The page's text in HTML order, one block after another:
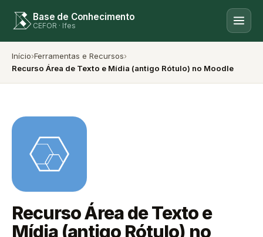
Base de Conhecimento
CEFOR · Ifes
Início›Ferramentas e Recursos›
Recurso Área de Texto e Mídia (antigo Rótulo) no Moodle
Recurso Área de Texto e
Mídia (antigo Rótulo) no